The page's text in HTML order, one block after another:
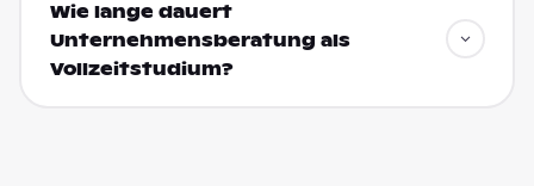
Wie lange dauert
Unternehmensberatung als
Vollzeitstudium?